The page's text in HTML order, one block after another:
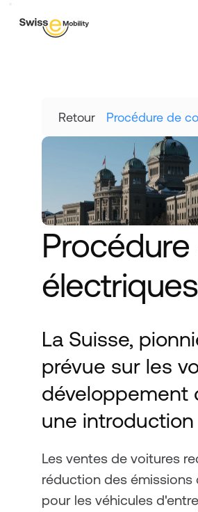
Retour Procédure de
électriques
La Suisse,
prévue sur les
développement
une
Les ventes de voitures
réduction des émissions
pour les véhicules